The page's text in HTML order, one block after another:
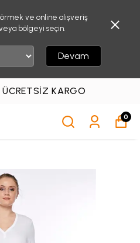
ve online alışveriş
bölgeyi seçin.
Devam
KARGO
0